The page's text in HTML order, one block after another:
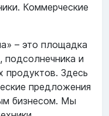
Коммерческие
– это площадка
подсолнечника и
продуктов. Здесь
предложения
бизнесом. Мы